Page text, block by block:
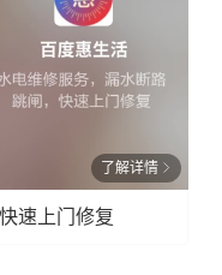
了解详情
速上门修复